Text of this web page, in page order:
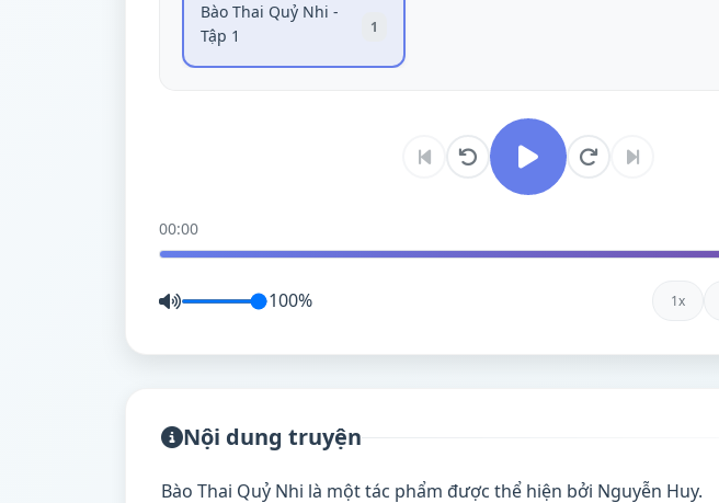
Bào Thai Quỷ Nhi -
Tập 1
1
00:00
100% 1x
Nội dung truyện
Bào Thai Quỷ Nhi là một tác phẩm được thể hiện bởi Nguyễn Huy.